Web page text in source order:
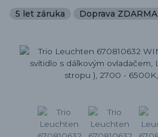
5 let záruka Doprava ZDARMA